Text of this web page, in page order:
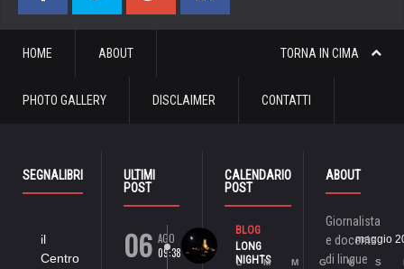
TORNA IN CIMA
HOME ABOUT
PHOTO GALLERY DISCLAIMER CONTATTI
SEGNALIBRI
il
Centro
ULTIMI
POST
06 AGO
09:38
BLOG
LONG
NIGHTS
CALENDARIO
POST
maggio
L M M G V S
ABOUT
Giornalista
e docente
di lingue